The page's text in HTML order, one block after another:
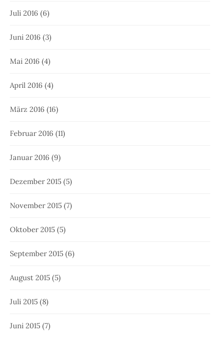
Juli 2016 (6)
Juni 2016 (3)
Mai 2016 (4)
April 2016 (4)
März 2016 (16)
Februar 2016 (11)
Januar 2016 (9)
Dezember 2015 (5)
November 2015 (7)
Oktober 2015 (5)
September 2015 (6)
August 2015 (5)
Juli 2015 (8)
Juni 2015 (7)